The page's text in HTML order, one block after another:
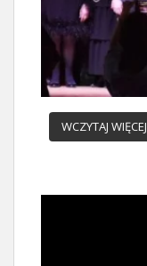
WCZYTAJ WIĘCEJ